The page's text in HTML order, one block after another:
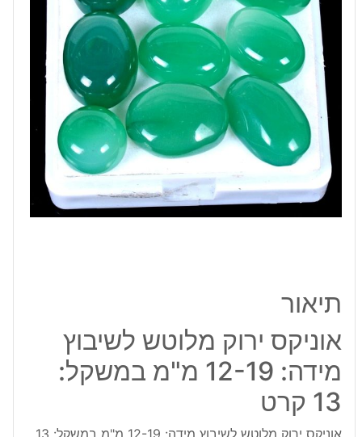
13
קרט
תיאור
אוניקס ירוק מלוטש לשיבוץ
מידה: 12-19 מ"מ במשקל:
13 קרט